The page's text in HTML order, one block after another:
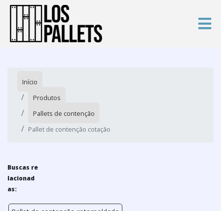
Início
Produtos
Pallets de contenção
Pallet de contenção cotação
Buscas re
lacionad
as: